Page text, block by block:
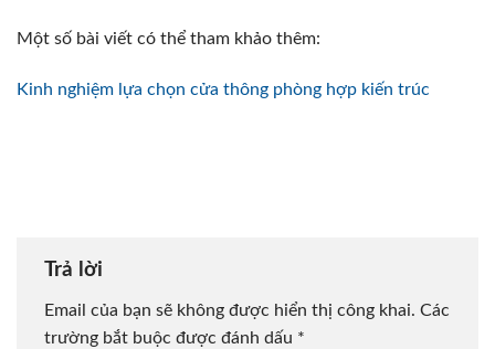
Một số bài viết có thể tham khảo thêm:
Kinh nghiệm lựa chọn cửa thông phòng hợp kiến trúc
Trả lời
Email của bạn sẽ không được hiển thị công khai. Các
trường bắt buộc được đánh dấu *